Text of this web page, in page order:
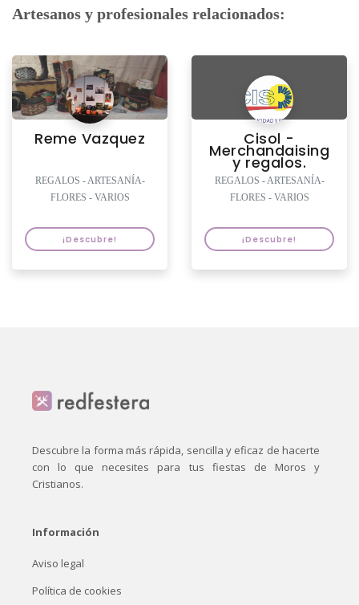
Artesanos y profesionales relacionados:
Reme Vazquez
REGALOS - ARTESANÍA-
FLORES - VARIOS
¡Descubre!
Cisol -
Merchandaising
y regalos.
REGALOS - ARTESANÍA-
FLORES - VARIOS
¡Descubre!
Descubre la forma más rápida, sencilla y eficaz de hacerte
con lo que necesites para tus fiestas de Moros y
Cristianos.
Información
Aviso legal
Política de cookies